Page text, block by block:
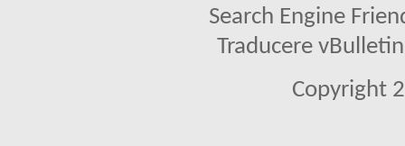
Search Engine
Traducere
Copyright